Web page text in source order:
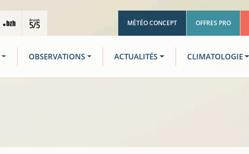
MÉTÉO CONCEPT OFFRES PRO
OBSERVATIONS ACTUALITÉS CLIMATOLOGIE